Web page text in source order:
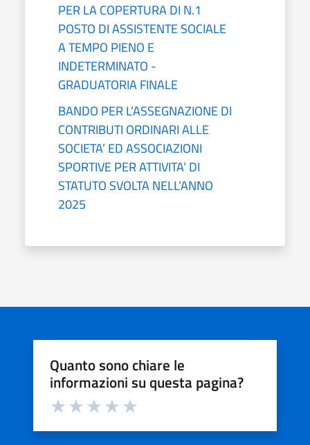
PER LA COPERTURA DI N.1
POSTO DI ASSISTENTE SOCIALE
A TEMPO PIENO E
INDETERMINATO -
GRADUATORIA FINALE
BANDO PER L’ASSEGNAZIONE DI
CONTRIBUTI ORDINARI ALLE
SOCIETA’ ED ASSOCIAZIONI
SPORTIVE PER ATTIVITA’ DI
STATUTO SVOLTA NELL’ANNO
2025
Quanto sono chiare le
informazioni su questa pagina?
Valuta da 1 a 5 stelle la pagina